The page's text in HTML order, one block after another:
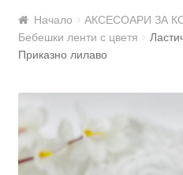
Начало АКСЕСОАРИ ЗА
Бебешки ленти с цветя
Приказно лилаво